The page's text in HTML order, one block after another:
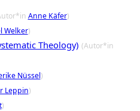
Anne Käfer)
Welker)
Theology) (Autor*in
Nüssel)
Leppin)
)